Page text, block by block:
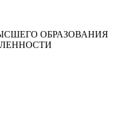
ОБРАЗОВАНИЯ